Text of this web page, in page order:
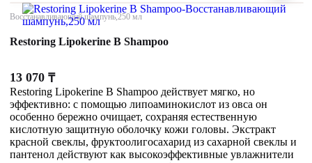
Восстанавливающий шампунь,250 мл
Restoring Lipokerine B Shampoo
13 070 ₸
Restoring Lipokerine B Shampoo действует мягко, но
эффективно: с помощью липоаминокислот из овса он
особенно бережно очищает, сохраняя естественную
кислотную защитную оболочку кожи головы. Экстракт
красной свеклы, фруктоолигосахарид из сахарной свеклы и
пантенол действуют как высокоэффективные увлажнители